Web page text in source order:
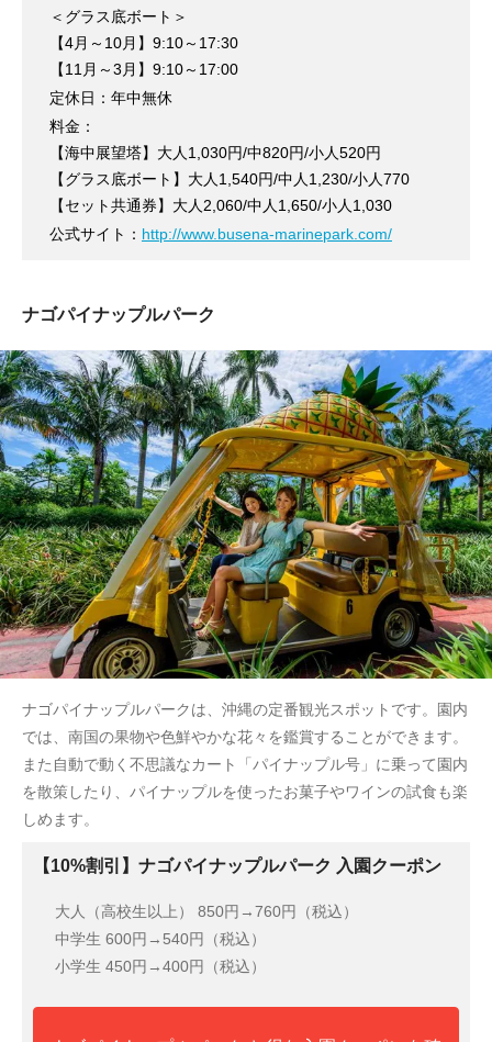
＜グラス底ボート＞
【4月～10月】9:10～17:30
【11月～3月】9:10～17:00
定休日：年中無休
料金：
【海中展望塔】大人1,030円/中820円/小人520円
【グラス底ボート】大人1,540円/中人1,230/小人770
【セット共通券】大人2,060/中人1,650/小人1,030
公式サイト： http://www.busena-marinepark.com/
ナゴパイナップルパーク
ナゴパイナップルパークは、沖縄の定番観光スポットです。園内
では、南国の果物や色鮮やかな花々を鑑賞することができます。
また自動で動く不思議なカート「パイナップル号」に乗って園内
を散策したり、パイナップルを使ったお菓子やワインの試食も楽
しめます。
【10%割引】ナゴパイナップルパーク 入園クーポン
大人（高校生以上）
850円→760円（税込）
中学生 600円→540円（税込）
小学生 450円→400円（税込）